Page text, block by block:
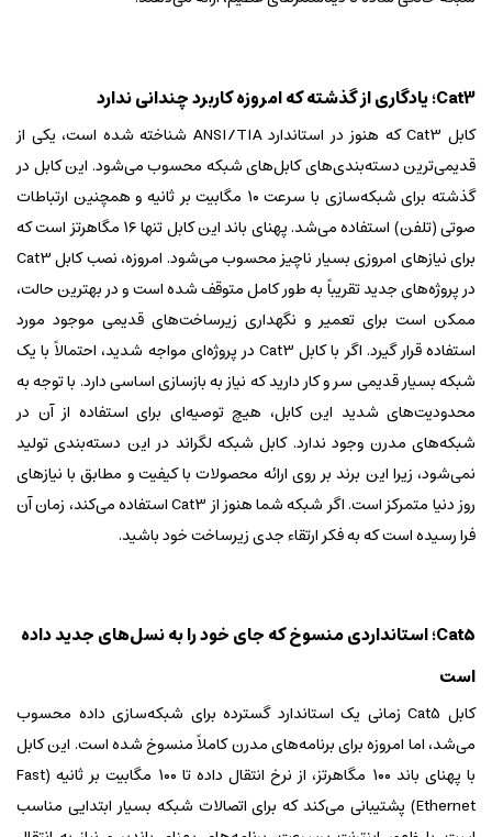
Cat3؛ یادگاری از گذشته که امروزه کاربرد چندانی ندارد
کابل Cat3 که هنوز در استاندارد ANSI/TIA شناخته شده است، یکی از
قدیمی‌ترین دسته‌بندی‌های کابل‌های شبکه محسوب می‌شود. این کابل در
گذشته برای شبکه‌سازی با سرعت ۱۰ مگابیت بر ثانیه و همچنین ارتباطات
صوتی (تلفن) استفاده می‌شد. پهنای باند این کابل تنها ۱۶ مگاهرتز است که
برای نیازهای امروزی بسیار ناچیز محسوب می‌شود. امروزه، نصب کابل Cat3
در پروژه‌های جدید تقریباً به طور کامل متوقف شده است و در بهترین حالت،
ممکن است برای تعمیر و نگهداری زیرساخت‌های قدیمی موجود مورد
استفاده قرار گیرد. اگر با کابل Cat3 در پروژه‌ای مواجه شدید، احتمالاً با یک
شبکه بسیار قدیمی سر و کار دارید که نیاز به بازسازی اساسی دارد. با توجه به
محدودیت‌های شدید این کابل، هیچ توصیه‌ای برای استفاده از آن در
شبکه‌های مدرن وجود ندارد. کابل شبکه لگراند در این دسته‌بندی تولید
نمی‌شود، زیرا این برند بر روی ارائه محصولات با کیفیت و مطابق با نیازهای
روز دنیا متمرکز است. اگر شبکه شما هنوز از Cat3 استفاده می‌کند، زمان آن
فرا رسیده است که به فکر ارتقاء جدی زیرساخت خود باشید.
Cat5؛ استانداردی منسوخ که جای خود را به نسل‌های جدید داده
است
کابل Cat5 زمانی یک استاندارد گسترده برای شبکه‌سازی داده محسوب
می‌شد، اما امروزه برای برنامه‌های مدرن کاملاً منسوخ شده است. این کابل
با پهنای باند ۱۰۰ مگاهرتز، از نرخ انتقال داده تا ۱۰۰ مگابیت بر ثانیه (Fast
Ethernet) پشتیبانی می‌کند که برای اتصالات شبکه بسیار ابتدایی مناسب